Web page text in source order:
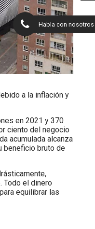
a la inflación y
en 2021 y 370
ciento del negocio
acumulada alcanza
beneficio bruto de
Todo el dinero
equilibrar las
Habla con nosotros